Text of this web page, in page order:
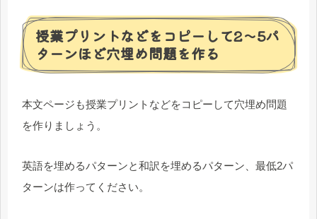
授業プリントなどをコピーして2〜5パ
ターンほど穴埋め問題を作る
本文ページも授業プリントなどをコピーして穴埋め問題
を作りましょう。
英語を埋めるパターンと和訳を埋めるパターン、最低2パ
ターンは作ってください。